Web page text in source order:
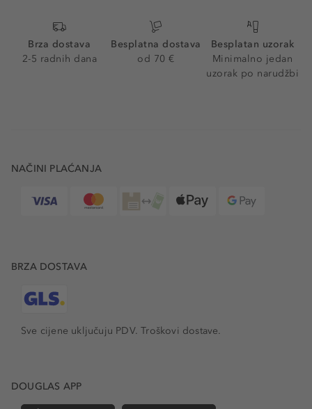
Brza dostava
2-5 radnih dana
Besplatna dostava
od 70 €
Besplatan uzorak
Minimalno jedan
uzorak po narudžbi
NAČINI PLAĆANJA
BRZA DOSTAVA
Sve cijene uključuju PDV.Troškovi dostave.
DOUGLAS APP